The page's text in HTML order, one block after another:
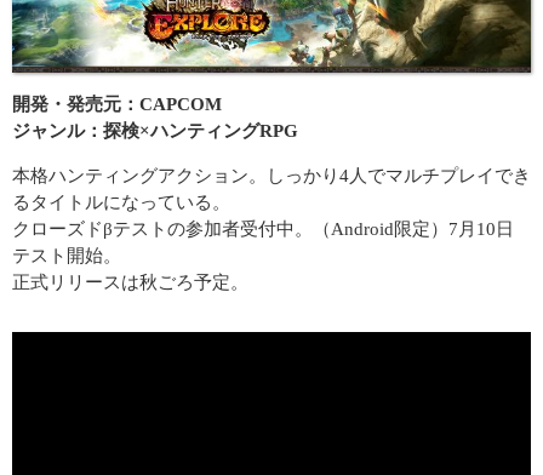
開発・発売元：CAPCOM
ジャンル：探検×ハンティングRPG
本格ハンティングアクション。しっかり4人でマルチプレイでき
るタイトルになっている。
クローズドβテストの参加者受付中。（Android限定）7月10日
テスト開始。
正式リリースは秋ごろ予定。